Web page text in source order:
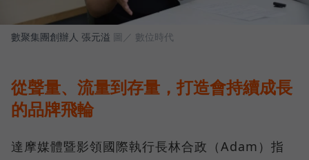
數聚集團創辦人 張元溢 圖／ 數位時代
從聲量、流量到存量，打造會持續成長
的品牌飛輪
達摩媒體暨影領國際執行長林合政（Adam）指